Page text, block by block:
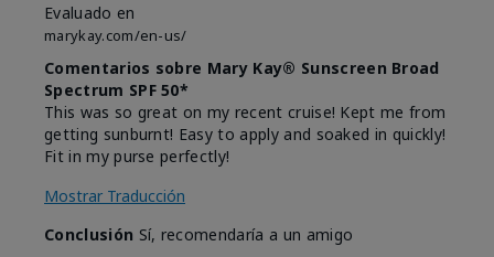
Evaluado en
marykay.com/en-us/
Comentarios sobre Mary Kay® Sunscreen Broad
Spectrum SPF 50*
This was so great on my recent cruise! Kept me from
getting sunburnt! Easy to apply and soaked in quickly!
Fit in my purse perfectly!
Mostrar Traducción
Conclusión Sí, recomendaría a un amigo